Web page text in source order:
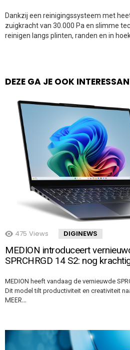
Dankzij een reinigingssysteem met
zuigkracht van 30.000 Pa en slimme
reinigen langs plinten, randen en in
DEZE GA JE OOK
475 Views DIGINEWS
MEDION introduceert
SPRCHRGD 14 S2: nog
MEDION heeft vandaag de vernieuwde
Dit model tilt productiviteit en creativiteit
MEER…